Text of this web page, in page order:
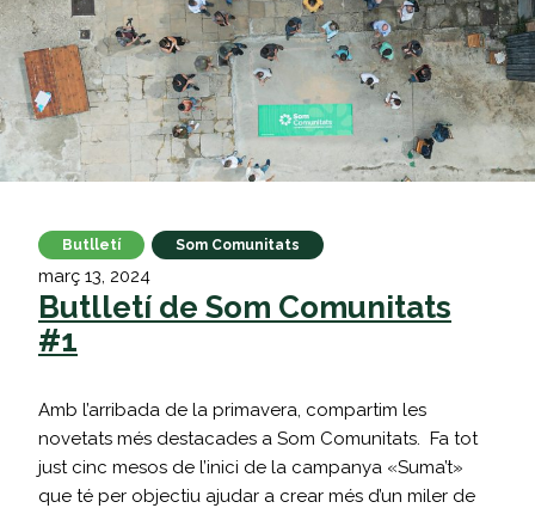
Butlletí Som Comunitats
març 13, 2024
Butlletí de Som Comunitats
#1
Amb l’arribada de la primavera, compartim les
novetats més destacades a Som Comunitats. Fa tot
just cinc mesos de l’inici de la campanya «Suma’t»
que té per objectiu ajudar a crear més d’un miler de